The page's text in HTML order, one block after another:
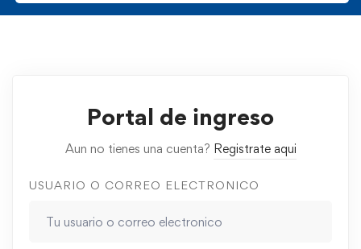
Portal de ingreso
Aun no tienes una cuenta? Registrate aqui
USUARIO O CORREO ELECTRONICO